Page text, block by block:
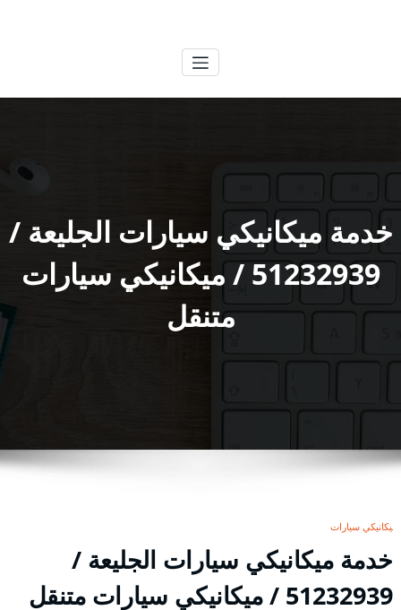
خدمة ميكانيكي سيارات الجليعة /
51232939‬ / ميكانيكي سيارات
متنقل
ميكانيكي سيارات
خدمة ميكانيكي سيارات الجليعة /
51232939‬ / ميكانيكي سيارات متنقل